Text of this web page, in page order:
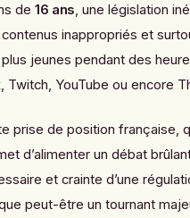
de 16 ans, une législation
inappropriés et
jeunes pendant des
Twitch, YouTube ou encore
prise de position française,
d’alimenter un débat
et crainte d’une
peut-être un tournant